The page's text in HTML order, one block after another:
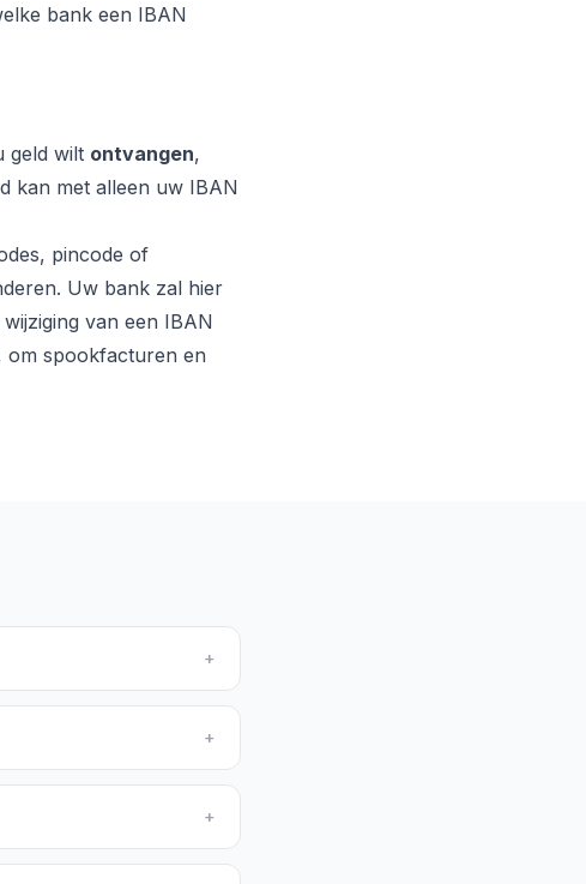
bank een IBAN
geld wilt ontvangen,
kan met alleen uw IBAN
pincode of
Uw bank zal hier
van een IBAN
om spookfacturen en
+
+
+